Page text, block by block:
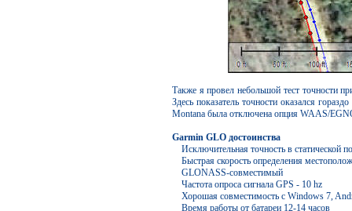
Также я провел небольшой тест точности
Здесь показатель точности оказался
Montana была отключена опция WAAS/
Garmin GLO достоинства
Исключительная точность в статической
Быстрая скорость определения
GLONASS-совместимый
Частота опроса сигнала GPS - 10 hz
Хорошая совместимость с Windows 7,
Время работы от батареи 12-14 часов